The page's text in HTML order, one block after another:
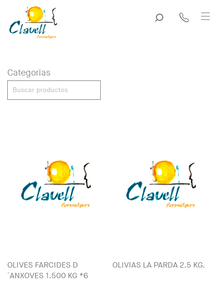
Categorias
OLIVES FARCIDES D
´ANXOVES 1.500 KG *6
OLIVIAS LA PARDA 2.5 KG.